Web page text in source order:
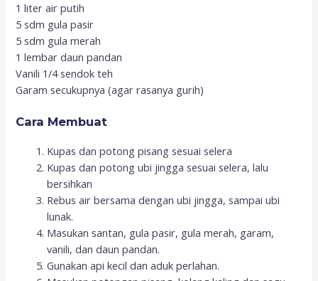
1 liter air putih
5 sdm gula pasir
5 sdm gula merah
1 lembar daun pandan
Vanili 1/4 sendok teh
Garam secukupnya (agar rasanya gurih)
Cara Membuat
Kupas dan potong pisang sesuai selera
Kupas dan potong ubi jingga sesuai selera, lalu
bersihkan
Rebus air bersama dengan ubi jingga, sampai ubi
lunak.
Masukan santan, gula pasir, gula merah, garam,
vanili, dan daun pandan.
Gunakan api kecil dan aduk perlahan.